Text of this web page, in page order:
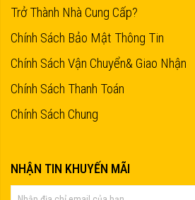
Trở Thành Nhà Cung Cấp?
Chính Sách Bảo Mật Thông Tin
Chính Sách Vận Chuyển& Giao Nhận
Chính Sách Thanh Toán
Chính Sách Chung
NHẬN TIN KHUYẾN MÃI